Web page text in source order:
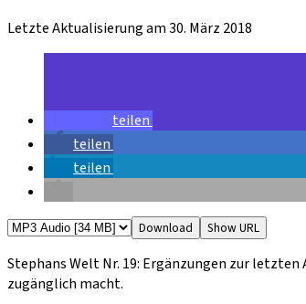
Letzte Aktualisierung am 30. März 2018
teilen
teilen
teilen
Download Show URL
Stephans Welt Nr. 19: Ergänzungen zur
zugänglich macht.